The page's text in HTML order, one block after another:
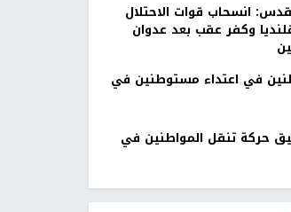
انسحاب قوات الاحتلال
وكفر عقب بعد عدوان
في اعتداء مستوطنين في
حركة تنقل المواطنين في